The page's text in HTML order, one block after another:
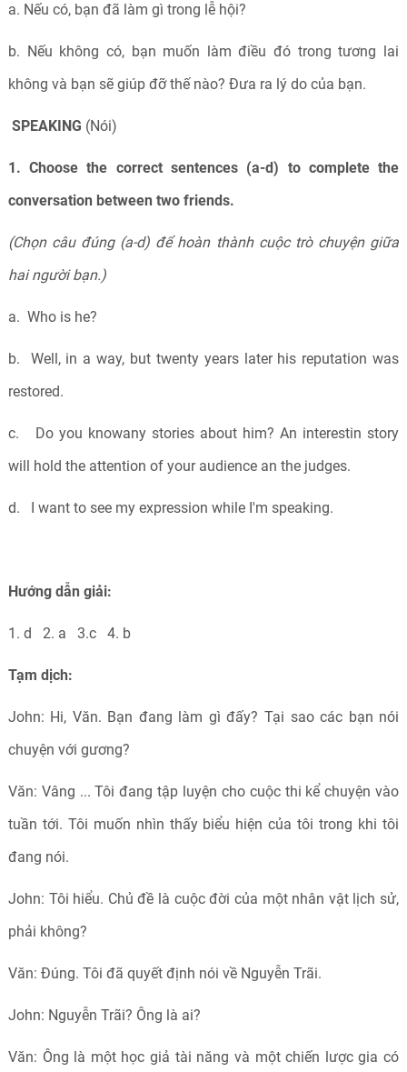
a. Nếu có, bạn đã làm gì trong lễ hội?
b. Nếu không có, bạn muốn làm điều đó trong tương lai
không và bạn sẽ giúp đỡ thế nào? Đưa ra lý do của bạn.
SPEAKING (Nói)
1. Choose the correct sentences (a-d) to complete the
conversation between two friends.
(Chọn câu đúng (a-d) để hoàn thành cuộc trò chuyện giữa
hai người bạn.)
a. Who is he?
b. Well, in a way, but twenty years later his reputation was
restored.
c. Do you knowany stories about him? An interestin story
will hold the attention of your audience an the judges.
d. I want to see my expression while I'm speaking.
Hướng dẫn giải:
1. d 2. a 3.c 4. b
Tạm dịch:
John: Hi, Văn. Bạn đang làm gì đấy? Tại sao các bạn nói
chuyện với gương?
Văn: Vâng ... Tôi đang tập luyện cho cuộc thi kể chuyện vào
tuần tới. Tôi muốn nhìn thấy biểu hiện của tôi trong khi tôi
đang nói.
John: Tôi hiểu. Chủ đề là cuộc đời của một nhân vật lịch sử,
phải không?
Văn: Đúng. Tôi đã quyết định nói về Nguyễn Trãi.
John: Nguyễn Trãi? Ông là ai?
Văn: Ông là một học giả tài năng và một chiến lược gia có